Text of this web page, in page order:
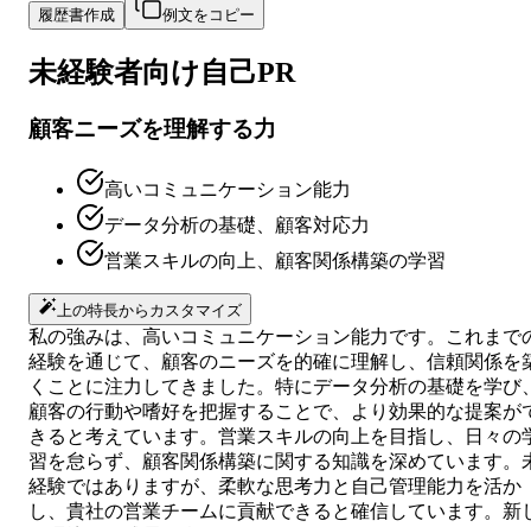
履歴書作成 例文をコピー
未経験者向け自己PR
顧客ニーズを理解する力
高いコミュニケーション能力
データ分析の基礎、顧客対応力
営業スキルの向上、顧客関係構築の学習
上の特長からカスタマイズ
私の強みは、高いコミュニケーション能力です。これまで
経験を通じて、顧客のニーズを的確に理解し、信頼関係を
くことに注力してきました。特にデータ分析の基礎を学び
顧客の行動や嗜好を把握することで、より効果的な提案が
きると考えています。営業スキルの向上を目指し、日々の
習を怠らず、顧客関係構築に関する知識を深めています。
経験ではありますが、柔軟な思考力と自己管理能力を活か
し、貴社の営業チームに貢献できると確信しています。新